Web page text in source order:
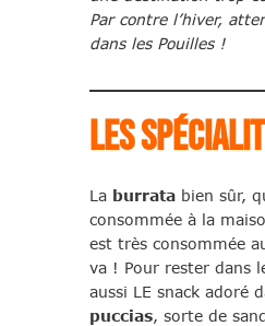
Par contre l’hiver,
dans les Pouilles !
Les
La burrata bien sûr,
consommée à la
est très consommée
va ! Pour rester dans
aussi LE snack adoré
puccias, sorte de